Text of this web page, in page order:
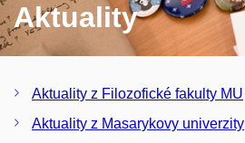
Aktuality
Aktuality z Filozofické fakulty MU
Aktuality z Masarykovy univerzity